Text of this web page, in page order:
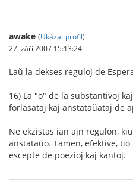
awake (Ukázat profil)
27. září 2007 15:13:24
Laŭ la dekses reguloj de
16) La "o" de la substantivoj
forlasataj kaj anstataŭataj de
Ne ekzistas ian ajn regulon,
anstataŭo. Tamen, efektive,
escepte de poezioj kaj kantoj.